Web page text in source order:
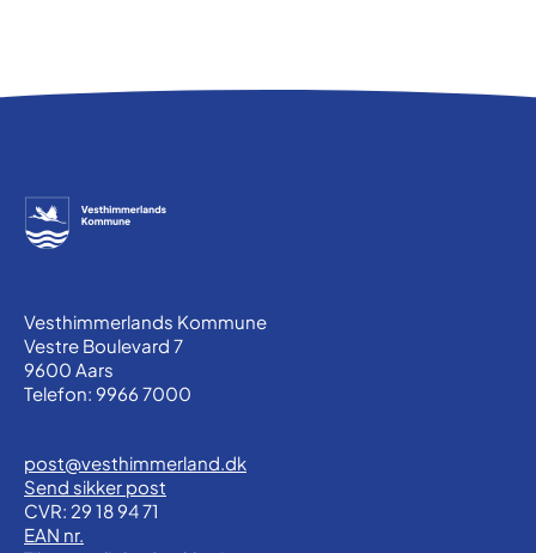
Vesthimmerlands Kommune
Vestre Boulevard 7
9600 Aars
Telefon: 9966 7000
post@vesthimmerland.dk
Send sikker post
CVR: 29 18 94 71
EAN nr.